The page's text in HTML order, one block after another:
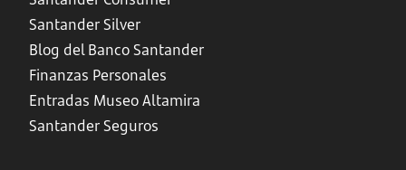
Santander Silver
Blog del Banco Santander
Finanzas Personales
Entradas Museo Altamira
Santander Seguros